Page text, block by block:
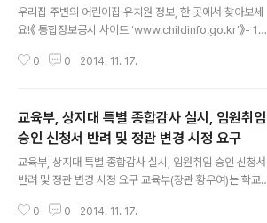
우리집 주변의 어린이집·유치원 정보, 한 곳에서 찾아보세
요!《 통합정보공시 사이트 ‘www.childinfo.go.kr’》- 11.1
원 지도 검색 및 비교 서비스 제공 -지역 내 어린이집․유치
추진단)은 교육부·복지부와 함께 ‘어린이집·유치원 통합정
보공시 사이트(www.childinfo.go.kr)’를 구축하고, 11월
17일(월) 9시부터 대국민 서비스를 제공하기로 했습니다.
유보통합 1단계 과제인 이번 통합은 지난 제3차 유보통합
추진위원회(’14.8.29) 논의 등을 거쳐 확정된 「어린이집·
유치원 정보공시 연계 및 통합 방안」에 ..
0 0 2014. 11. 17.
교육부, 상지대 특별 종합감사 실시, 임원취임
승인 신청서 반려 및 정관 변경 시정 요구
교육부, 상지대 특별 종합감사 실시, 임원취임 승인 신청서
반려 및 정관 변경 시정 요구 교육부(장관 황우여)는 학교
24일부터 실시하기로 하였습니다. 그간 교육부는 상지대
0 0 2014. 11. 17.